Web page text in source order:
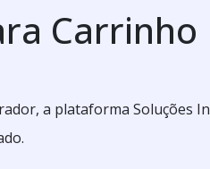
a plataforma Soluções